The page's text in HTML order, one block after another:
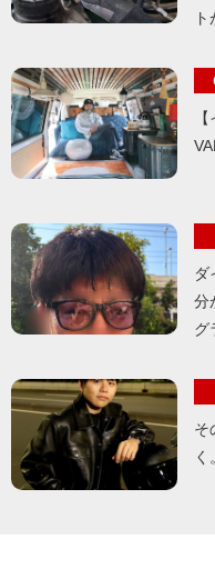
ト
ダ
分
グ
そ